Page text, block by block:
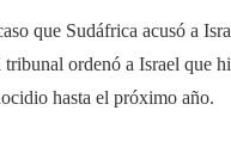
que Sudáfrica acusó a
ordenó a Israel que
hasta el próximo año.